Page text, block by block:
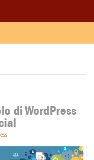
di WordPress